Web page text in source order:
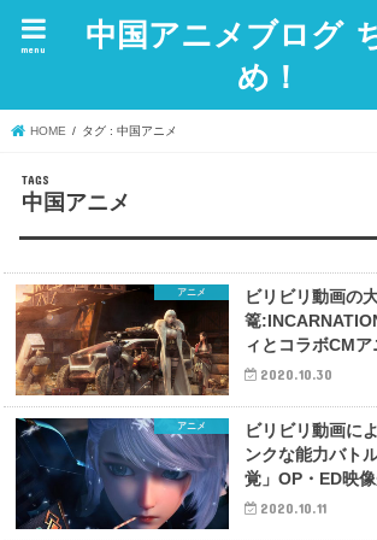
中国アニメブログ
め！
menu
HOME タグ : 中国アニメ
中国アニメ
アニメ
ビリビリ動画の
篭
ィとコラボCM
2020.10.30
アニメ
ビリビリ動画に
ンクな能力バト
覚」OP・ED映
2020.10.11